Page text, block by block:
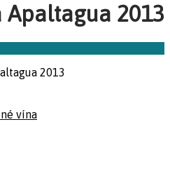
Apaltagua 2013
2013
vína